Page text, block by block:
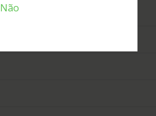
Não